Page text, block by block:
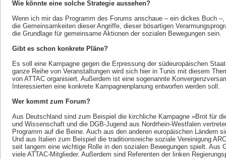
Wie könnte eine solche Strategie aussehen?
Wenn ich mir das Programm des Forums anschaue – ein dickes Buch
die Gemeinsamkeiten dieser Angriffe, dieser bösartigen
die Grundlage für gemeinsame Aktionen der sozialen Bewegungen sein.
Gibt es schon konkrete Pläne?
Es soll eine Kampagne gegen die Erpressung der südeuropäischen
ganze Reihe von Veranstaltungen wird sich hier in Tunis mit diesem
von ATTAC organisiert. Außerdem ist eine sogenannte
Interessierten eine konkrete Kampagnenplanung entworfen werden soll.
Wer kommt zum Forum?
Aus Deutschland sind zum Beispiel die kirchliche Kampagne »Brot für
und Wissenschaft und die DGB-Jugend aus Nordrhein-Westfalen
Programm auf die Beine. Auch aus den anderen europäischen Ländern
Und aus Italien zum Beispiel die traditionsreiche soziale Vereinigung
seit langem eine wichtige Rolle in den sozialen Bewegungen spielt. Aus
viele ATTAC-Mitglieder. Außerdem sind Referenten der linken